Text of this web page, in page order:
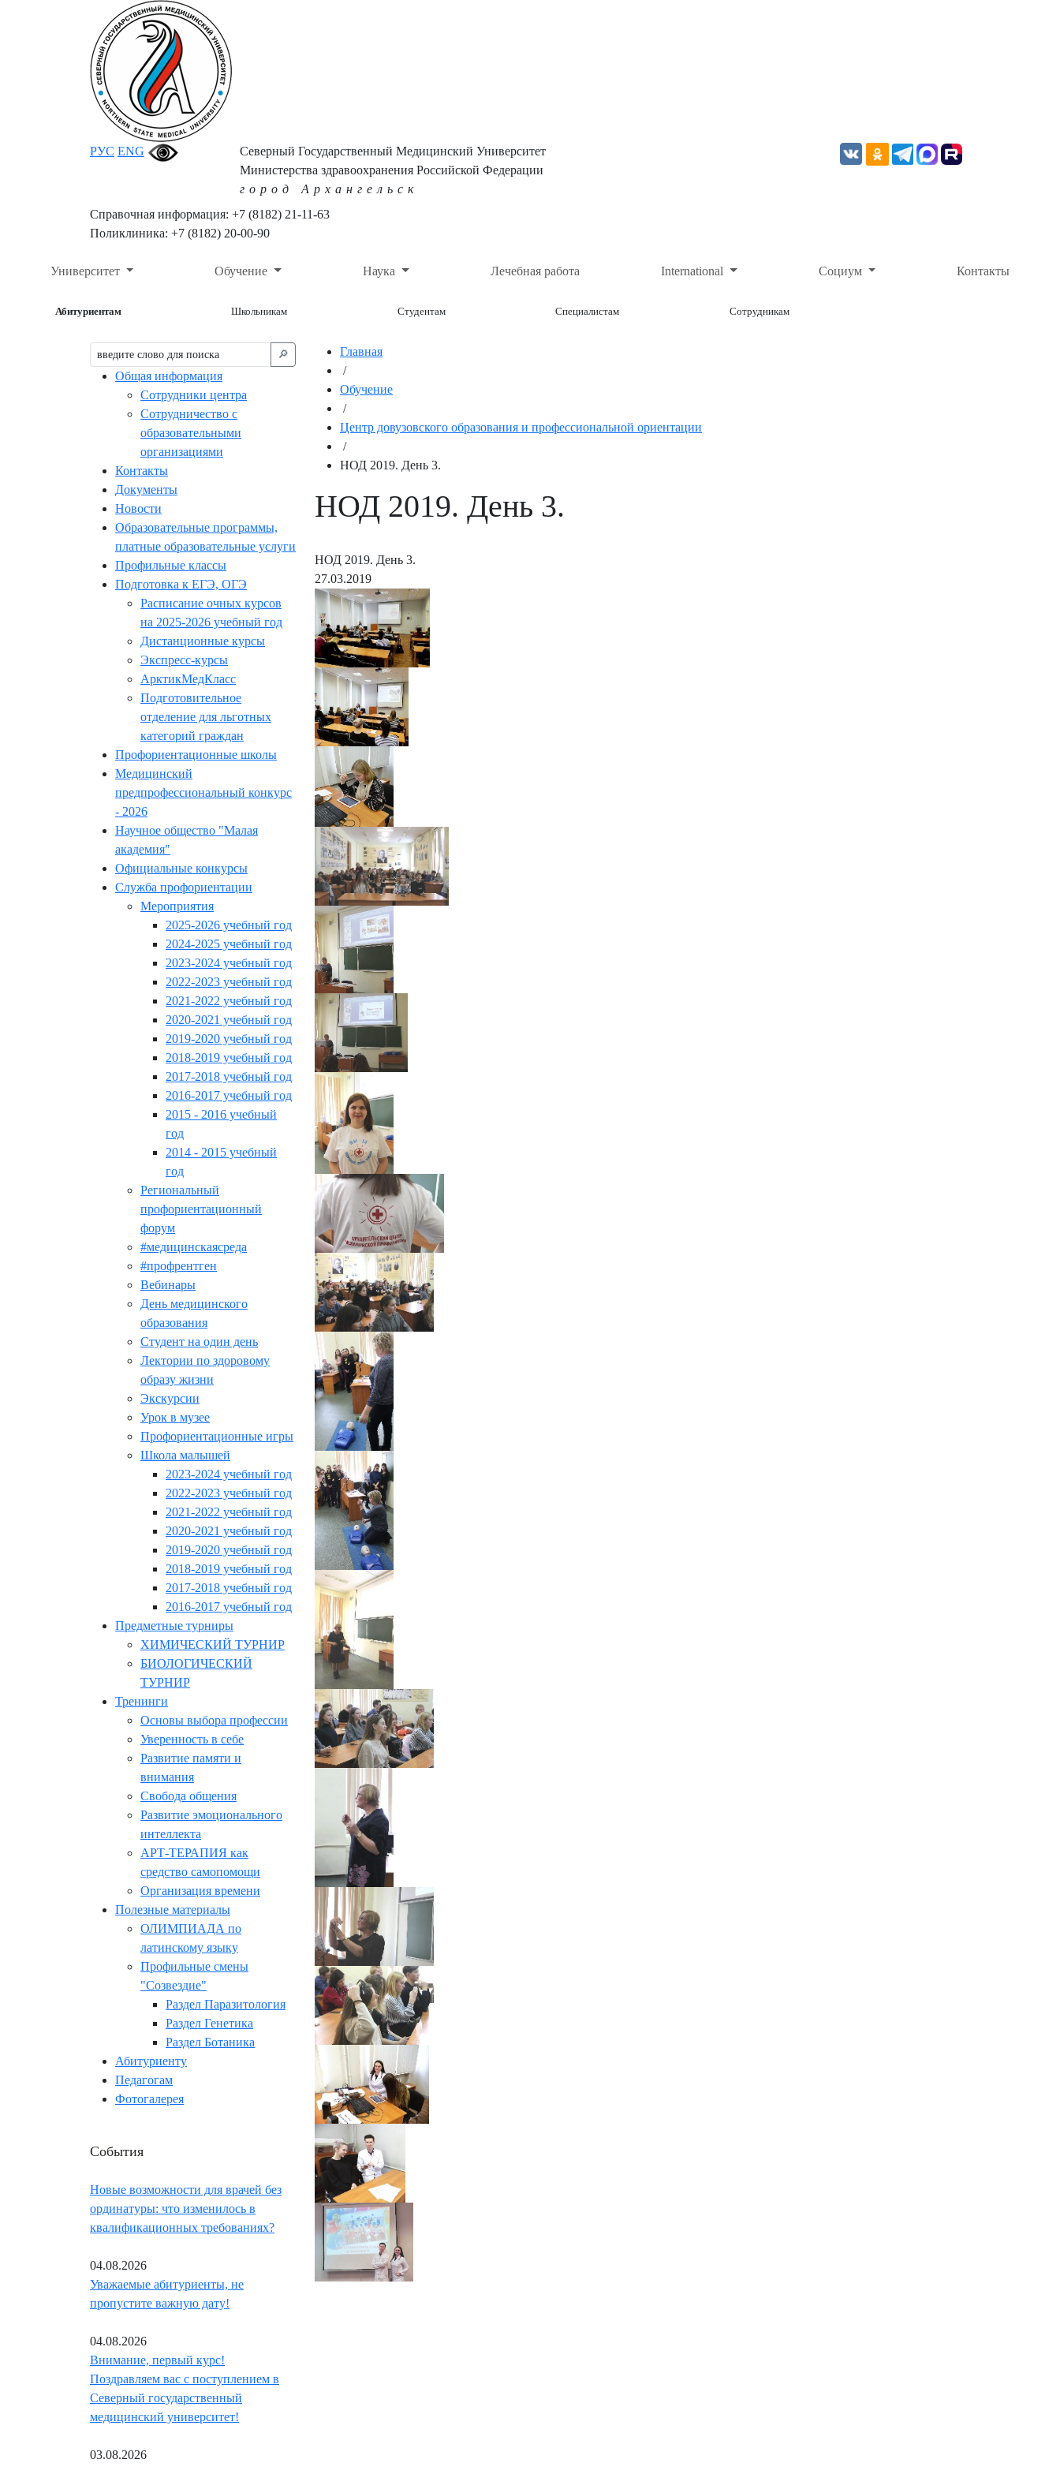
РУС ENG
Северный Государственный Медицинский Университет
Министерства здравоохранения Российской Федерации
город Архангельск
Справочная информация: +7 (8182) 21-11-63
Поликлиника: +7 (8182) 20-00-90
Университет Обучение Наука Лечебная работа International Социум Контакты
Абитуриентам Школьникам Студентам Специалистам Сотрудникам
🔎︎
Общая информация
Сотрудники центра
Сотрудничество с
образовательными
организациями
Контакты
Документы
Новости
Образовательные программы,
платные образовательные услуги
Профильные классы
Подготовка к ЕГЭ, ОГЭ
Расписание очных курсов
на 2025-2026 учебный год
Дистанционные курсы
Экспресс-курсы
АрктикМедКласс
Подготовительное
отделение для льготных
категорий граждан
Профориентационные школы
Медицинский
предпрофессиональный конкурс
- 2026
Научное общество "Малая
академия"
Официальные конкурсы
Служба профориентации
Мероприятия
2025-2026 учебный год
2024-2025 учебный год
2023-2024 учебный год
2022-2023 учебный год
2021-2022 учебный год
2020-2021 учебный год
2019-2020 учебный год
2018-2019 учебный год
2017-2018 учебный год
2016-2017 учебный год
2015 - 2016 учебный
год
2014 - 2015 учебный
год
Региональный
профориентационный
форум
#медицинскаясреда
#профрентген
Вебинары
День медицинского
образования
Студент на один день
Лектории по здоровому
образу жизни
Экскурсии
Урок в музее
Профориентационные игры
Школа малышей
2023-2024 учебный год
2022-2023 учебный год
2021-2022 учебный год
2020-2021 учебный год
2019-2020 учебный год
2018-2019 учебный год
2017-2018 учебный год
2016-2017 учебный год
Предметные турниры
ХИМИЧЕСКИЙ ТУРНИР
БИОЛОГИЧЕСКИЙ
ТУРНИР
Тренинги
Основы выбора профессии
Уверенность в себе
Развитие памяти и
внимания
Свобода общения
Развитие эмоционального
интеллекта
АРТ-ТЕРАПИЯ как
средство самопомощи
Организация времени
Полезные материалы
ОЛИМПИАДА по
латинскому языку
Профильные смены
"Созвездие"
Раздел Паразитология
Раздел Генетика
Раздел Ботаника
Абитуриенту
Педагогам
Фотогалерея
События
Новые возможности для врачей без
ординатуры: что изменилось в
квалификационных требованиях?
04.08.2026
Уважаемые абитуриенты, не
пропустите важную дату!
04.08.2026
Внимание, первый курс!
Поздравляем вас с поступлением в
Северный государственный
медицинский университет!
03.08.2026
Главная
/
Обучение
/
Центр довузовского образования и профессиональной ориентации
/
НОД 2019. День 3.
НОД 2019. День 3.
НОД 2019. День 3.
27.03.2019